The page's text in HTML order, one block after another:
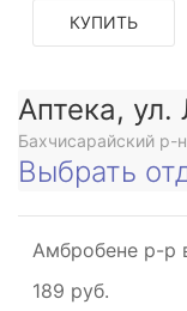
КУПИТЬ
Аптека, ул.
Бахчисарайский р-
Выбрать
Амбробене р-р
189 руб.